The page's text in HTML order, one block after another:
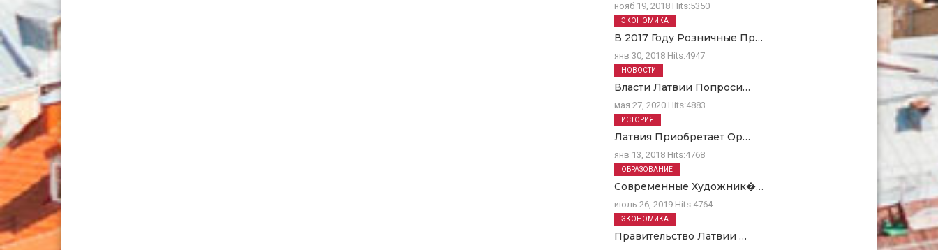
нояб 19, 2018 Hits:5350
В 2017 Году Розничные Пр…
янв 30, 2018 Hits:4947
ЭКОНОМИКА
Власти Латвии Попроси…
мая 27, 2020 Hits:4883
НОВОСТИ
Латвия Приобретает Ор…
янв 13, 2018 Hits:4768
ИСТОРИЯ
Современные Художник�…
июль 26, 2019 Hits:4764
ОБРАЗОВАНИЕ
Правительство Латвии …
ЭКОНОМИКА